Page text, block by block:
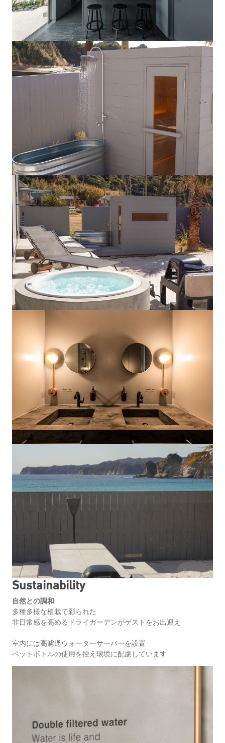
Sustainability
自然との調和
多種多様な植栽で彩られた
非日常感を高めるドライガーデンがゲストをお出迎え
室内には高濾過ウォーターサーバーを設置
ペットボトルの使用を控え環境に配慮しています